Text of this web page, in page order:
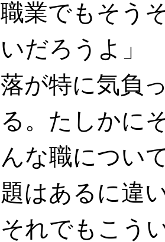
職業でもそう
いだろうよ」
落が特に気負
る。たしかに
んな職につい
題はあるに違
それでもこう